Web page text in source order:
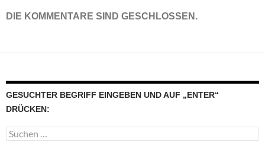
DIE KOMMENTARE SIND GESCHLOSSEN.
GESUCHTER BEGRIFF EINGEBEN UND AUF „ENTER“
DRÜCKEN:
Suchen
nach: